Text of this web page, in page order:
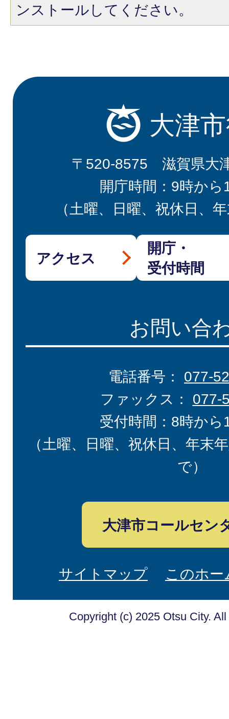
ンストールしてください。
大津
〒520-8575 滋賀県大
開庁時間：9時から
（土曜、日曜、祝休日、
アクセス
開庁・
受付時間
お問い合
電話番号： 077-
ファックス： 077-
受付時間：8時から
（土曜、日曜、祝休日、年末
で）
大津市コールセン
サイトマップ このホ
Copyright (c) 2025 Otsu City.